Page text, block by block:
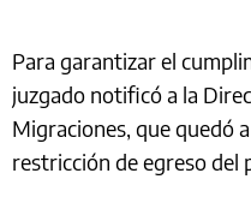
Para garantizar el
juzgado notificó a la
Migraciones, que quedó
restricción de egreso del